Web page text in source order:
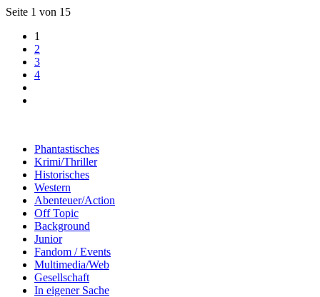
Seite 1 von 15
1
2
3
4
Phantastisches
Krimi/Thriller
Historisches
Western
Abenteuer/Action
Off Topic
Background
Junior
Fandom / Events
Multimedia/Web
Gesellschaft
In eigener Sache